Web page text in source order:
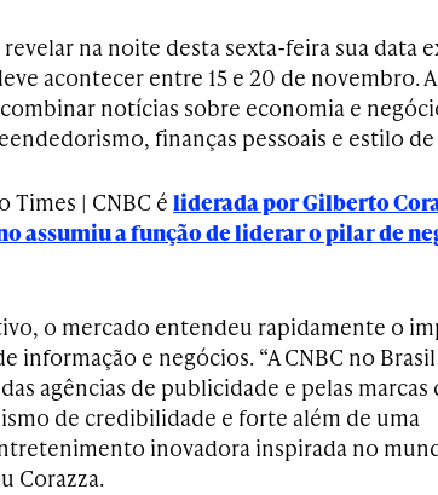
na noite desta sexta-feira sua data
acontecer entre 15 e 20 de novembro.
notícias sobre economia e
finanças pessoais e estilo de
Times | CNBC é liderada por Gilberto
assumiu a função de liderar o pilar de
o mercado entendeu rapidamente o
informação e negócios. “A CNBC no
agências de publicidade e pelas marcas
de credibilidade e forte além de uma
inovadora inspirada no
Corazza.